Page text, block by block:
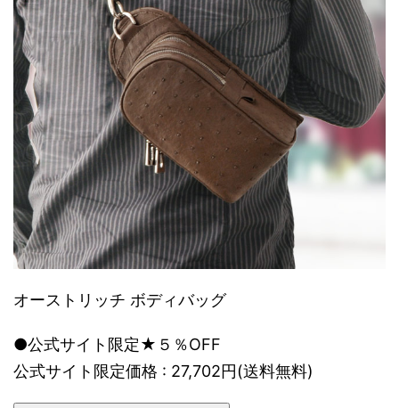
オーストリッチ ボディバッグ
●公式サイト限定★５％OFF
公式サイト限定価格 : 27,702円(送料無料)